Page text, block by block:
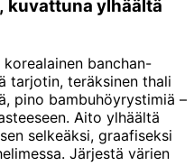
kuvattuna ylhäältä
korealainen banchan-
tarjotin, teräksinen thali
pino bambuhöyrystimiä –
Aito ylhäältä
selkeäksi, graafiseksi
Järjestä värien